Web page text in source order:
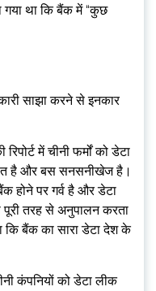
गया था कि बैंक में “कुछ
साझा करने से इनकार
में चीनी फर्मों को डेटा
है और बस सनसनीखेज है।
होने पर गर्व है और डेटा
पूरी तरह से अनुपालन करता
बैंक का सारा डेटा देश के
कंपनियों को डेटा लीक